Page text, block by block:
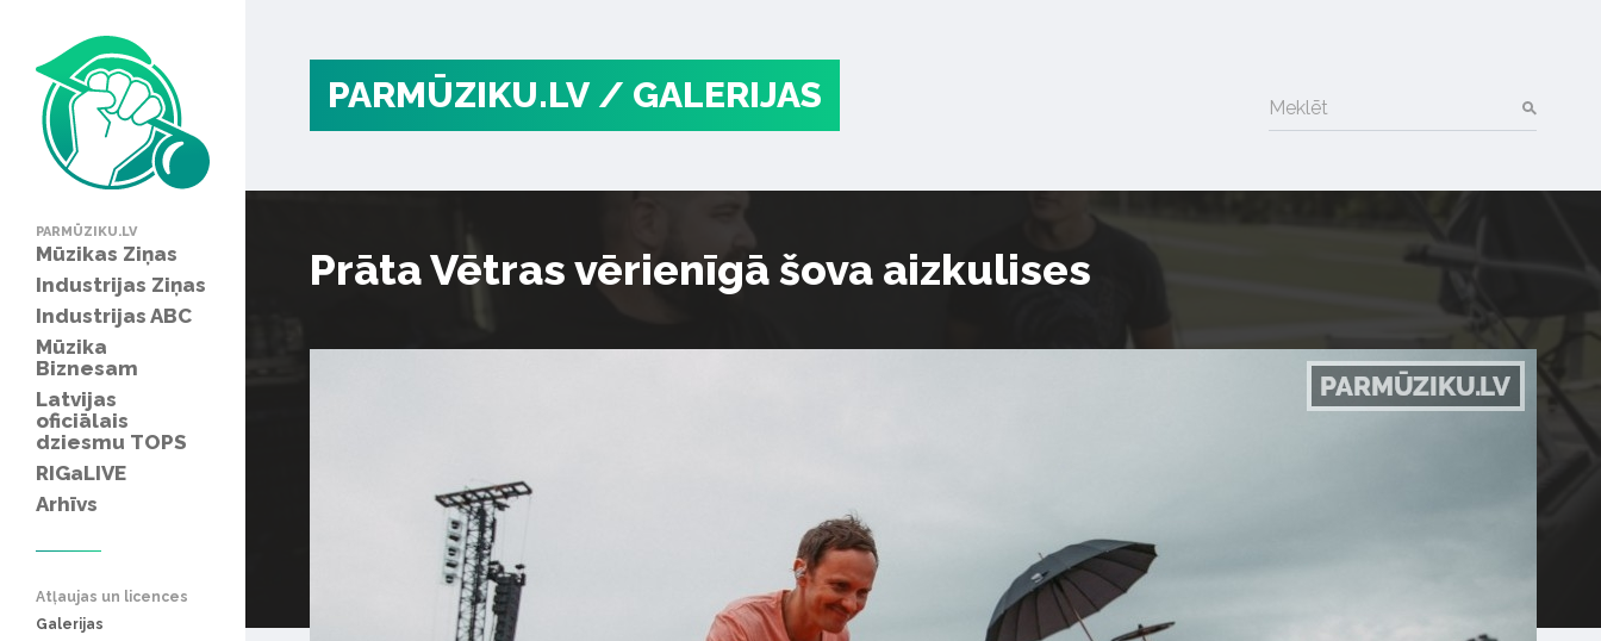
PARMŪZIKU.LV
Mūzikas Ziņas
Industrijas Ziņas
Industrijas ABC
Mūzika
Biznesam
Latvijas
oficiālais
dziesmu TOPS
RIGaLIVE
Arhīvs
Atļaujas un licences
Galerijas
PARMŪZIKU.LV / GALERIJAS Meklēt
Prāta Vētras vērienīgā šova aizkulises